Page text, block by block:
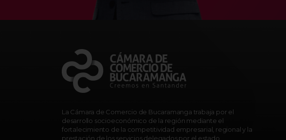
La Cámara de Comercio de Bucaramanga trabaja por el
desarrollo socioeconómico de la región mediante el
fortalecimiento de la competitividad empresarial, regional y la
prestación de los servicios delegados por el estado.